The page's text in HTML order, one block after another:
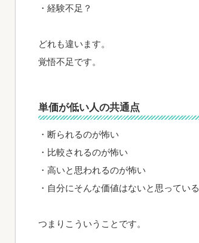
・経験不足？
どれも違います。
覚悟不足です。
単価が低い人の共通点
・断られるのが怖い
・比較されるのが怖い
・高いと思われるのが怖い
・自分にそんな価値はないと思っている
つまりこういうことです。